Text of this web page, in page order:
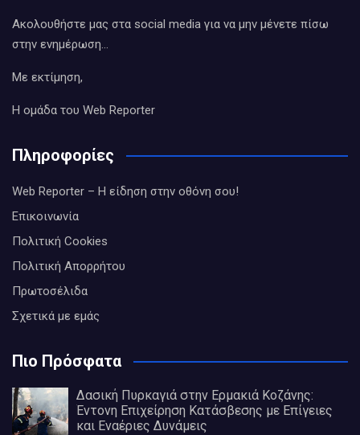
Ακολουθήστε μας στα social media για να μην μένετε πίσω
στην ενημέρωση…
Με εκτίμηση,
Η ομάδα του Web Reporter
Πληροφορίες
Web Reporter – Η είδηση στην οθόνη σου!
Επικοινωνία
Πολιτική Cookies
Πολιτική Απορρήτου
Πρωτοσέλιδα
Σχετικά με εμάς
Πιο Πρόσφατα
Δασική Πυρκαγιά στην Ερμακιά Κοζάνης:
Έντονη Επιχείρηση Κατάσβεσης με Επίγειες
και Εναέριες Δυνάμεις